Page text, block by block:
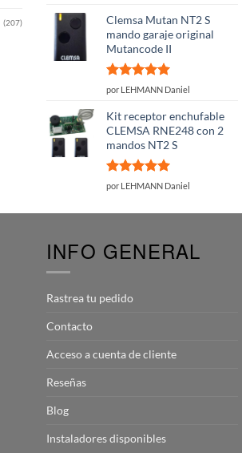
(207)
Clemsa Mutan NT2 S
mando garaje original
Mutancode II
Valorado
por LEHMANN Daniel
Kit receptor enchufable
CLEMSA RNE248 con 2
mandos NT2 S
Valorado
por LEHMANN Daniel
INFO GENERAL
Rastrea tu pedido
Contacto
Acceso a cuenta de cliente
Reseñas
Blog
Instaladores disponibles